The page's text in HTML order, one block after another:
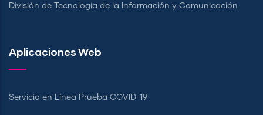
División de Tecnología de la Información y Comunicación
Aplicaciones Web
Servicio en Línea Prueba COVID-19